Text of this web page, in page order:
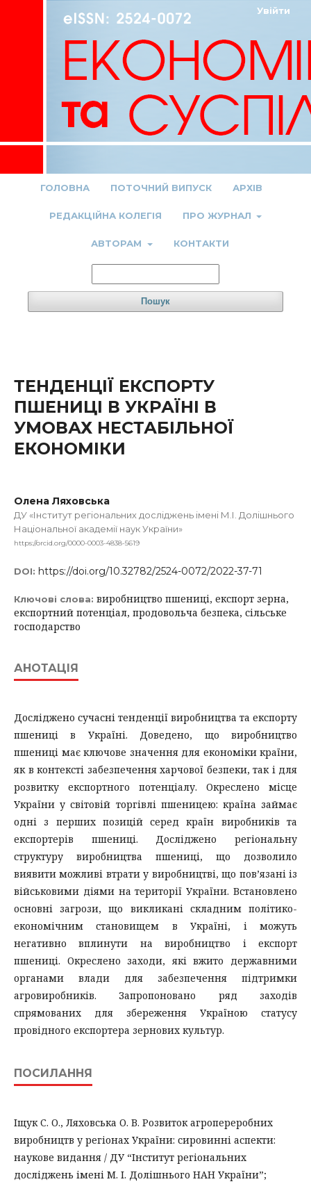
ГОЛОВНА ПОТОЧНИЙ ВИПУСК АРХІВ
РЕДАКЦІЙНА КОЛЕГІЯ ПРО ЖУРНАЛ
АВТОРАМ КОНТАКТИ
Пошук
Увійти
ТЕНДЕНЦІЇ ЕКСПОРТУ
ПШЕНИЦІ В УКРАЇНІ В
УМОВАХ НЕСТАБІЛЬНОЇ
ЕКОНОМІКИ
Олена Ляховська
ДУ «Інститут регіональних досліджень імені М.І. Долішнього
Національної академії наук України»
https://orcid.org/0000-0003-4838-5619
DOI: https://doi.org/10.32782/2524-0072/2022-37-71
Ключові слова: виробництво пшениці, експорт зерна,
експортний потенціал, продовольча безпека, сільське
господарство
АНОТАЦІЯ
Досліджено сучасні тенденції виробництва та експорту
пшениці в Україні. Доведено, що виробництво
пшениці має ключове значення для економіки країни,
як в контексті забезпечення харчової безпеки, так і для
розвитку експортного потенціалу. Окреслено місце
України у світовій торгівлі пшеницею: країна займає
одні з перших позицій серед країн виробників та
експортерів пшениці. Досліджено регіональну
структуру виробництва пшениці, що дозволило
виявити можливі втрати у виробництві, що пов’язані із
військовими діями на території України. Встановлено
основні загрози, що викликані складним політико-
економічним становищем в Україні, і можуть
негативно вплинути на виробництво і експорт
пшениці. Окреслено заходи, які вжито державними
органами влади для забезпечення підтримки
агровиробників. Запропоновано ряд заходів
спрямованих для збереження Україною статусу
провідного експортера зернових культур.
ПОСИЛАННЯ
Іщук С. О., Ляховська О. В. Розвиток агропереробних
виробництв у регіонах України: сировинні аспекти:
наукове видання / ДУ “Інститут регіональних
досліджень імені М. І. Долішнього НАН України”;